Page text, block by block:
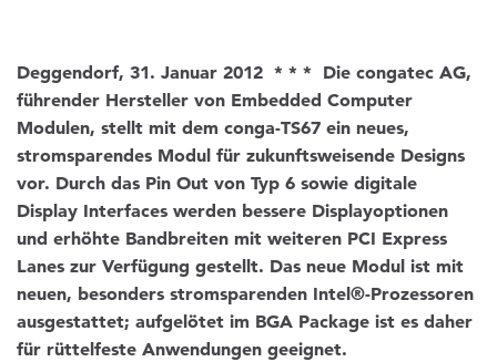
Deggendorf, 31. Januar 2012 * * * Die congatec AG,
führender Hersteller von Embedded Computer
Modulen, stellt mit dem conga-TS67 ein neues,
stromsparendes Modul für zukunftsweisende Designs
vor. Durch das Pin Out von Typ 6 sowie digitale
Display Interfaces werden bessere Displayoptionen
und erhöhte Bandbreiten mit weiteren PCI Express
Lanes zur Verfügung gestellt. Das neue Modul ist mit
neuen, besonders stromsparenden Intel®-Prozessoren
ausgestattet; aufgelötet im BGA Package ist es daher
für rüttelfeste Anwendungen geeignet.